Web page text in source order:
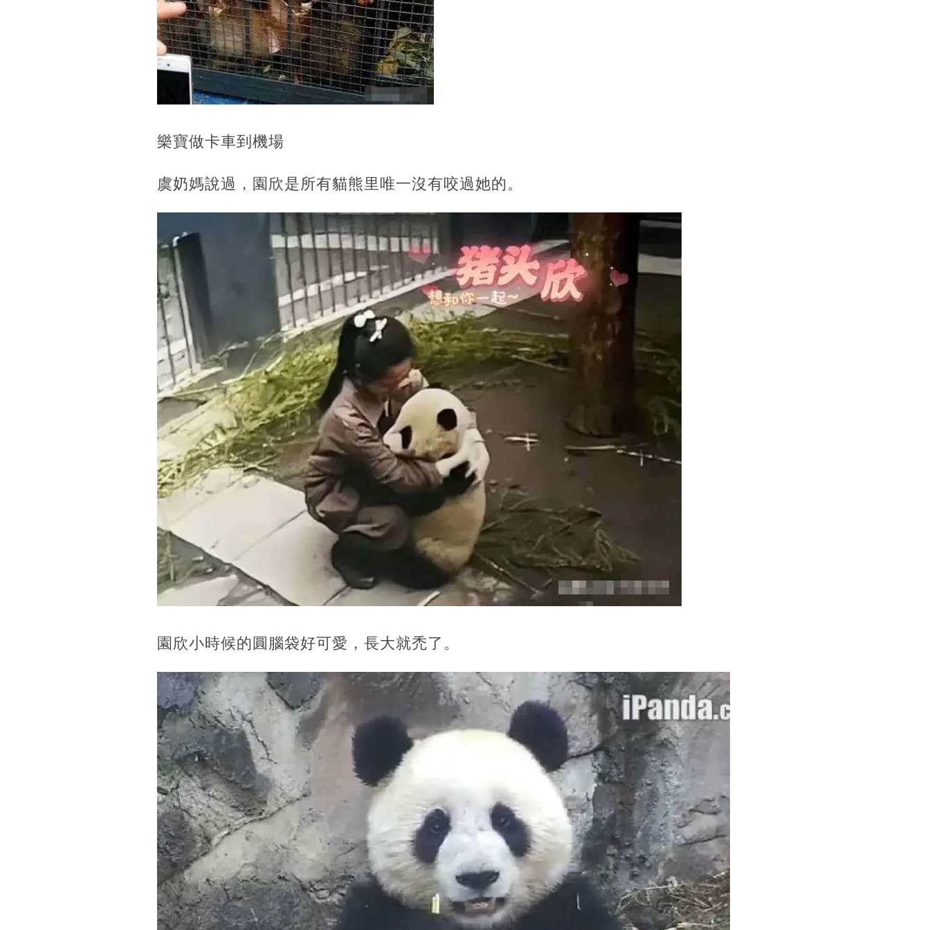
樂寶做卡車到機場
虞奶媽說過，園欣是所有貓熊里唯一沒有咬過她的。
園欣小時候的圓腦袋好可愛，長大就禿了。